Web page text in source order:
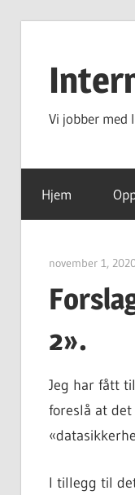
innhold
Vi jobber med
Hjem
november 1,
2».
Jeg har fått
foreslå at
I tillegg til